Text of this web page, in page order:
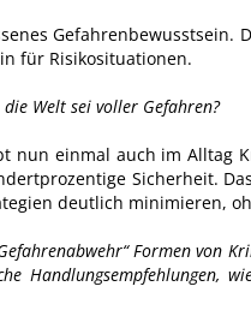
Gefahrenbewusstsein.
für Risikosituationen.
Welt sei voller Gefahren?
nun einmal auch im
Sicherheit.
deutlich minimieren,
Formen von
Handlungsempfehlungen,